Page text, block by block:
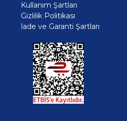
Kullanım Şartları
Gizlilik Politikası
İade ve Garanti Şartları